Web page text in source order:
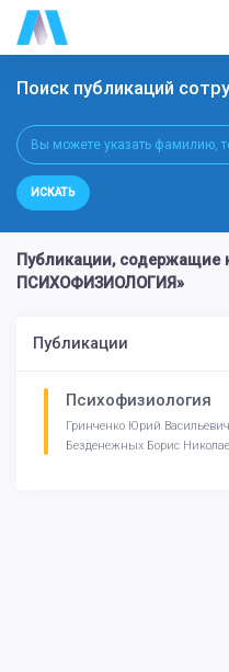
Поиск публикаций
ИСКАТЬ
Публикации,
ПСИХОФИЗИОЛОГИЯ»
Публикации
Психофизиология
Гринченко Юрий
Безденежных Борис